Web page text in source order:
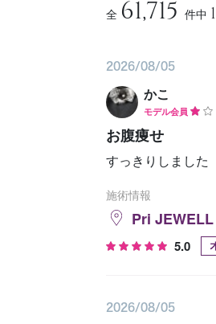
全 61,715 件中
2026/08/05
かこ
モデル会員
お腹痩せ
すっきりしました
施術情報
Pri
5.0
2026/08/05